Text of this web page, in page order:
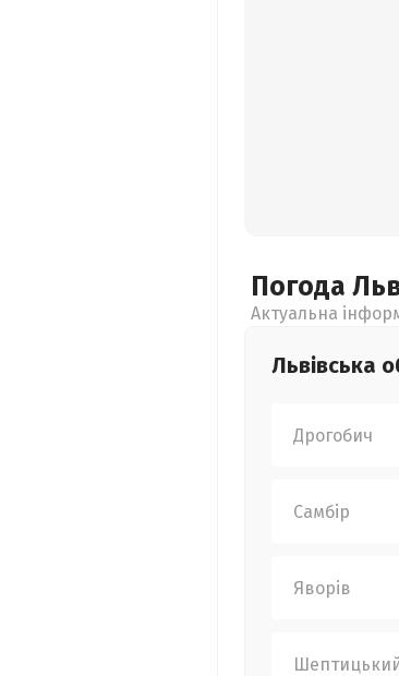
Погода
Актуальна
Львівська
Дрогобич
Самбір
Яворів